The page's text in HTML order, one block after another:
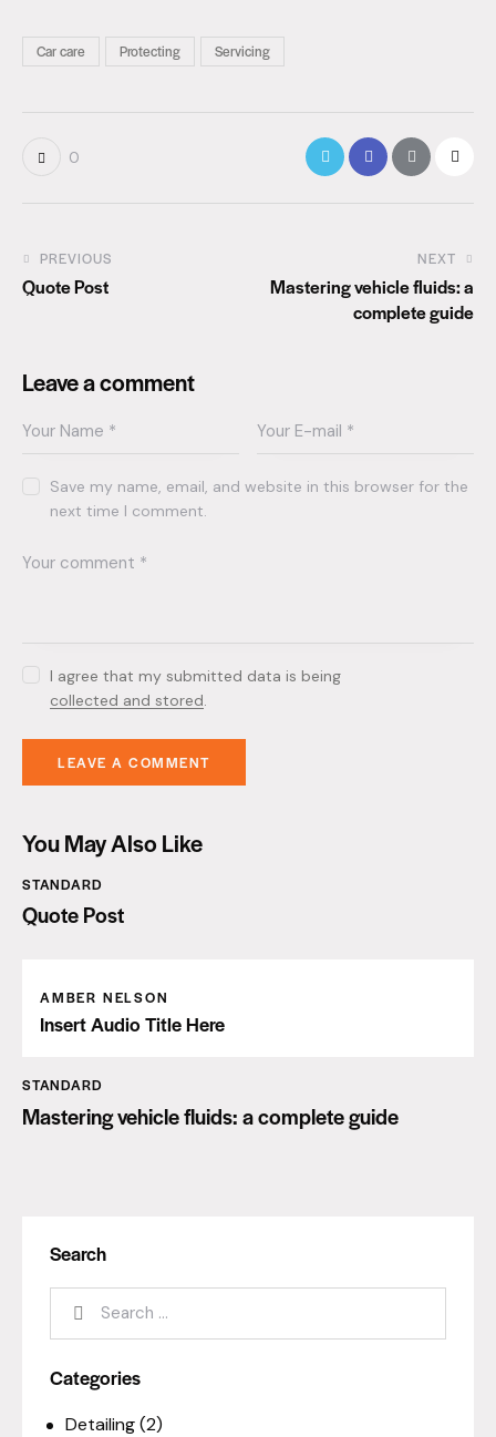
Car care Protecting Servicing
0
PREVIOUS
Quote Post
NEXT
Mastering vehicle fluids: a
complete guide
Leave a comment
Save my name, email, and website in this browser for the
next time I comment.
I agree that my submitted data is being
collected and stored
You May Also Like
STANDARD
Quote Post
AMBER NELSON
Insert Audio Title Here
STANDARD
Mastering vehicle fluids: a complete guide
Search
Categories
Detailing(2)